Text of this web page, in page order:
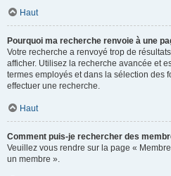
Haut
Pourquoi ma recherche renvoie à une
Votre recherche a renvoyé trop de
afficher. Utilisez la recherche avancée et
termes employés et dans la sélection des
effectuer une recherche.
Haut
Comment puis-je rechercher des
Veuillez vous rendre sur la page «
un membre ».